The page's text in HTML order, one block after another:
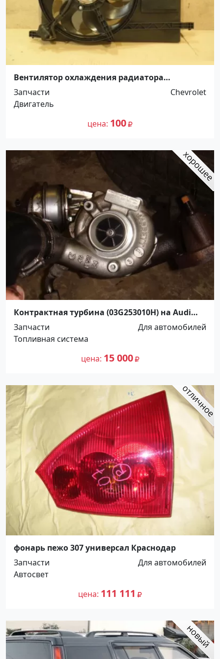
Вентилятор охлаждения радиатора
(диффузор) Chevrolet Aveo T200/T250 (96536638)
Краснодар
Запчасти
Chevrolet
Двигатель
цена 100
Контрактная турбина (03G253010H) на Audi
Volkswagen Skoda Краснодар
Запчасти
Для автомобилей
Топливная система
цена 15 000
фонарь пежо 307 универсал Краснодар
Запчасти
Для автомобилей
Автосвет
цена 111 111